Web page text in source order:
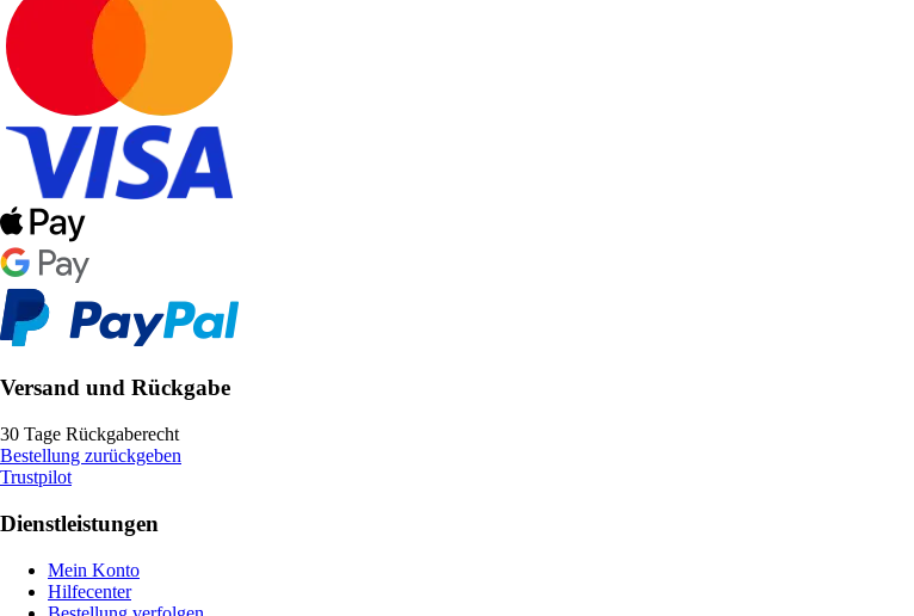
Versand und Rückgabe
30 Tage Rückgaberecht
Bestellung zurückgeben
Trustpilot
Dienstleistungen
Mein Konto
Hilfecenter